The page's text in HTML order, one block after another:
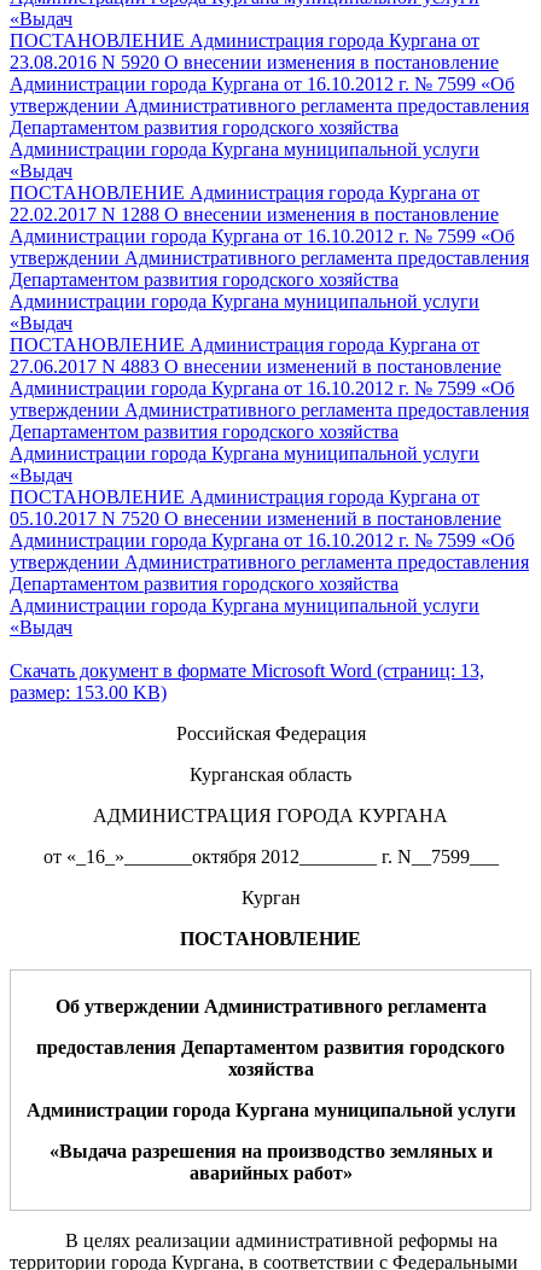
«Выдач
ПОСТАНОВЛЕНИЕ Администрация города Кургана от
23.08.2016 N 5920 О внесении изменения в постановление
Администрации города Кургана от 16.10.2012 г. № 7599 «Об
утверждении Административного регламента предоставления
Департаментом развития городского хозяйства
Администрации города Кургана муниципальной услуги
«Выдач
ПОСТАНОВЛЕНИЕ Администрация города Кургана от
22.02.2017 N 1288 О внесении изменения в постановление
Администрации города Кургана от 16.10.2012 г. № 7599 «Об
утверждении Административного регламента предоставления
Департаментом развития городского хозяйства
Администрации города Кургана муниципальной услуги
«Выдач
ПОСТАНОВЛЕНИЕ Администрация города Кургана от
27.06.2017 N 4883 О внесении изменений в постановление
Администрации города Кургана от 16.10.2012 г. № 7599 «Об
утверждении Административного регламента предоставления
Департаментом развития городского хозяйства
Администрации города Кургана муниципальной услуги
«Выдач
ПОСТАНОВЛЕНИЕ Администрация города Кургана от
05.10.2017 N 7520 О внесении изменений в постановление
Администрации города Кургана от 16.10.2012 г. № 7599 «Об
утверждении Административного регламента предоставления
Департаментом развития городского хозяйства
Администрации города Кургана муниципальной услуги
«Выдач
Скачать документ в формате Microsoft Word (страниц: 13,
размер: 153.00 KB)
Российская Федерация
Курганская область
АДМИНИСТРАЦИЯ ГОРОДА КУРГАНА
от «_16_»_______октября 2012________ г. N__7599___
Курган
ПОСТАНОВЛЕНИЕ
Об утверждении Административного регламента
предоставления Департаментом развития городского
хозяйства
Администрации города Кургана муниципальной услуги
«Выдача разрешения на производство земляных и
аварийных работ»
В целях реализации административной реформы на
территории города Кургана, в соответствии с Федеральными